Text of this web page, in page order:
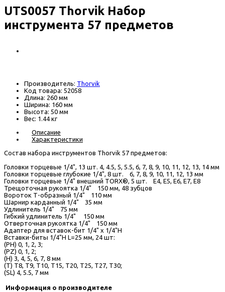
UTS0057 Thorvik Набор
инструмента 57 предметов
Производитель: Thorvik
Код товара: 52058
Длина: 260 мм
Ширина: 160 мм
Высота: 50 мм
Вес: 1.44 кг
Описание
Характеристики
Состав набора инструментов Thorvik 57 предметов:
Головки торцевые 1/4", 13 шт. 4, 4.5, 5, 5.5, 6, 7, 8, 9, 10, 11, 12, 13, 14 мм
Головки торцевые глубокие 1/4", 8 шт. 6, 7, 8, 9, 10, 11, 12, 13 мм
Головки торцевые 1/4" внешний TORX®, 5 шт. E4, E5, E6, E7, E8
Трещоточная рукоятка 1/4" 150 мм, 48 зубцов
Вороток Т-образный 1/4" 110 мм
Шарнир карданный 1/4" 35 мм
Удлинитель 1/4" 75 мм
Гибкий удлинитель 1/4" 150 мм
Отверточная рукоятка 1/4" 150 мм
Адаптер для вставок-бит 1/4" х 1/4"Н
Вставки-биты 1/4"H L=25 мм, 24 шт:
(PH) 0, 1, 2, 3;
(PZ) 0, 1, 2;
(H) 3, 4, 5, 6, 7, 8 мм
(T) T8, T9, T10, T15, T20, T25, T27, T30;
(SL) 4, 5.5, 7 мм
Информация о производителе